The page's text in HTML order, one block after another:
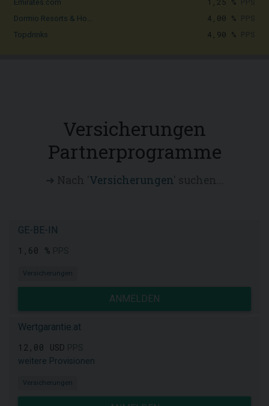
Emirates.com
Dormio Resorts & Ho... 4,00 %
Topdrinks 4,90 %
Versicherungen
Partnerprogramme
Versicherungen' suchen...
GE-BE-IN
1,60 %
Versicherungen
ANMELDEN
Wertgarantie.at
12,00 USD
weitere Provisionen
Versicherungen